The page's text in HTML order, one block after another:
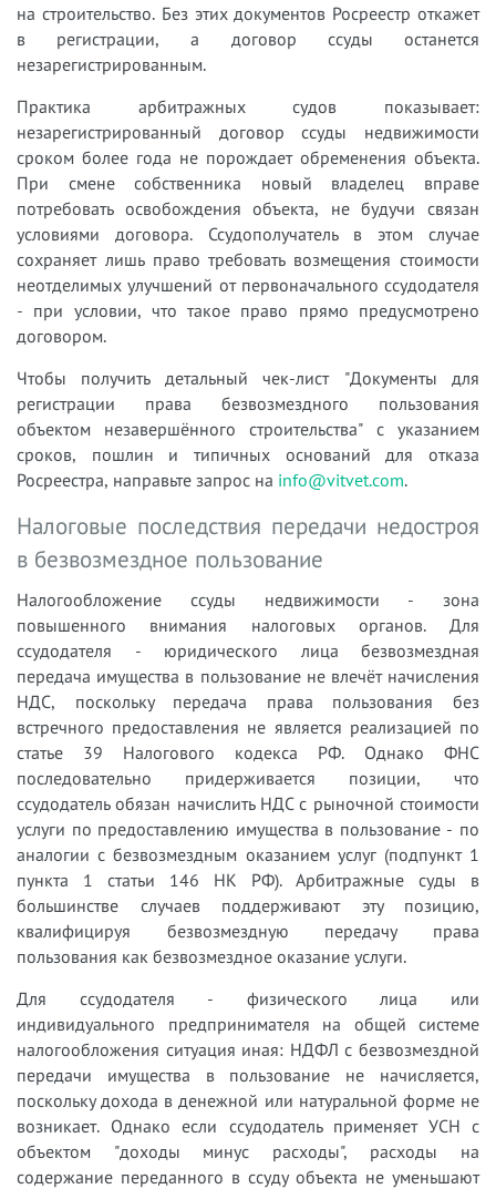
на строительство. Без этих документов Росреестр откажет
в регистрации, а договор ссуды останется
незарегистрированным.
Практика арбитражных судов показывает:
незарегистрированный договор ссуды недвижимости
сроком более года не порождает обременения объекта.
При смене собственника новый владелец вправе
потребовать освобождения объекта, не будучи связан
условиями договора. Ссудополучатель в этом случае
сохраняет лишь право требовать возмещения стоимости
неотделимых улучшений от первоначального ссудодателя
- при условии, что такое право прямо предусмотрено
договором.
Чтобы получить детальный чек-лист "Документы для
регистрации права безвозмездного пользования
объектом незавершённого строительства" с указанием
сроков, пошлин и типичных оснований для отказа
Росреестра, направьте запрос на info@vitvet.com.
Налоговые последствия передачи недостроя
в безвозмездное пользование
Налогообложение ссуды недвижимости - зона
повышенного внимания налоговых органов. Для
ссудодателя - юридического лица безвозмездная
передача имущества в пользование не влечёт начисления
НДС, поскольку передача права пользования без
встречного предоставления не является реализацией по
статье 39 Налогового кодекса РФ. Однако ФНС
последовательно придерживается позиции, что
ссудодатель обязан начислить НДС с рыночной стоимости
услуги по предоставлению имущества в пользование - по
аналогии с безвозмездным оказанием услуг (подпункт 1
пункта 1 статьи 146 НК РФ). Арбитражные суды в
большинстве случаев поддерживают эту позицию,
квалифицируя безвозмездную передачу права
пользования как безвозмездное оказание услуги.
Для ссудодателя - физического лица или
индивидуального предпринимателя на общей системе
налогообложения ситуация иная: НДФЛ с безвозмездной
передачи имущества в пользование не начисляется,
поскольку дохода в денежной или натуральной форме не
возникает. Однако если ссудодатель применяет УСН с
объектом "доходы минус расходы", расходы на
содержание переданного в ссуду объекта не уменьшают